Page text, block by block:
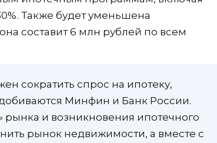
Также будет уменьшена
составит 6 млн рублей по всем
сократить спрос на ипотеку,
Минфин и Банк России.
рынка и возникновения ипотечного
рынок недвижимости, а вместе с